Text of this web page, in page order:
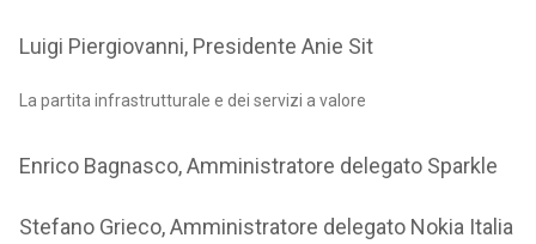
Luigi Piergiovanni, Presidente Anie Sit
La partita infrastrutturale e dei servizi a valore
Enrico Bagnasco, Amministratore delegato Sparkle
Stefano Grieco, Amministratore delegato Nokia Italia